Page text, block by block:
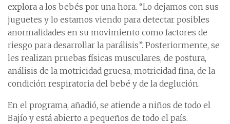
explora a los bebés por una hora. “Lo dejamos con sus
juguetes y lo estamos viendo para detectar posibles
anormalidades en su movimiento como factores de
riesgo para desarrollar la parálisis”. Posteriormente, se
les realizan pruebas físicas musculares, de postura,
análisis de la motricidad gruesa, motricidad fina, de la
condición respiratoria del bebé y de la deglución.
En el programa, añadió, se atiende a niños de todo el
Bajío y está abierto a pequeños de todo el país.